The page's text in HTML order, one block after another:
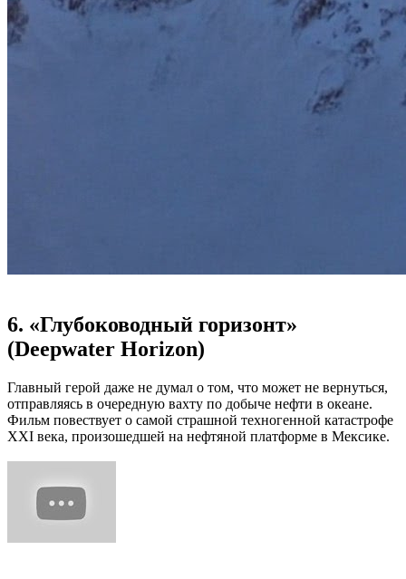
6. «Глубоководный горизонт»
(Deepwater Horizon)
Главный герой даже не думал о том, что может не вернуться,
отправляясь в очередную вахту по добыче нефти в океане.
Фильм повествует о самой страшной техногенной катастрофе
XXI века, произошедшей на нефтяной платформе в Мексике.